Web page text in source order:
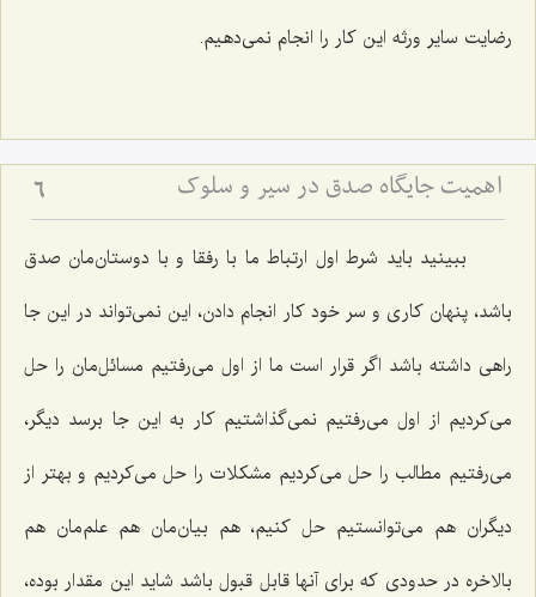
رضایت سایر ورثه این کار را انجام نمی‌دهیم.
اهمیت جایگاه صدق در سیر و سلوک 6
ببینید باید شرط اول ارتباط ما با رفقا و با دوستان‌مان صدق
باشد، پنهان کاری و سر خود کار انجام دادن، این نمی‌تواند در این جا
راهی داشته باشد اگر قرار است ما از اول می‌رفتیم مسائل‌مان را حل
می‌کردیم از اول می‌رفتیم نمی‌گذاشتیم کار به این جا برسد دیگر،
می‌رفتیم مطالب را حل می‌کردیم مشکلات را حل می‌کردیم و بهتر از
دیگران هم می‌توانستیم حل کنیم، هم بیان‌مان هم علم‌مان هم
بالاخره در حدودی که برای آنها قابل قبول باشد شاید این مقدار بوده،